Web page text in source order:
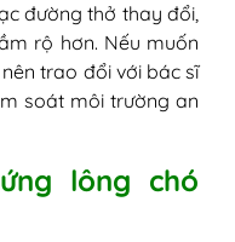
đường thở thay đổi,
rộ hơn. Nếu muốn
trao đổi với bác sĩ
soát môi trường an
lông chó